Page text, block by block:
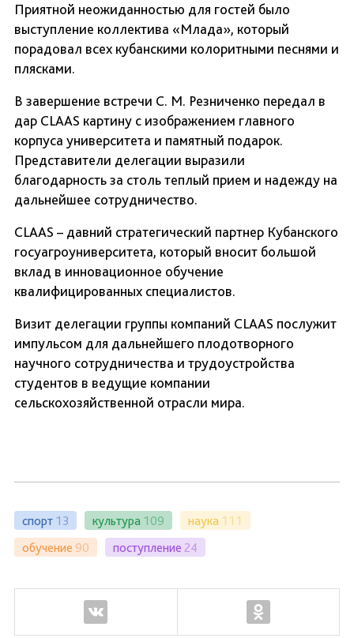
Приятной неожиданностью для гостей было
выступление коллектива «Млада», который
порадовал всех кубанскими колоритными песнями и
плясками.
В завершение встречи С. М. Резниченко передал в
дар CLAAS картину с изображением главного
корпуса университета и памятный подарок.
Представители делегации выразили
благодарность за столь теплый прием и надежду на
дальнейшее сотрудничество.
CLAAS – давний стратегический партнер Кубанского
госуагроуниверситета, который вносит большой
вклад в инновационное обучение
квалифицированных специалистов.
Визит делегации группы компаний CLAAS послужит
импульсом для дальнейшего плодотворного
научного сотрудничества и трудоустройства
студентов в ведущие компании
сельскохозяйственной отрасли мира.
спорт 13 культура 109 наука 111
обучение 90 поступление 24